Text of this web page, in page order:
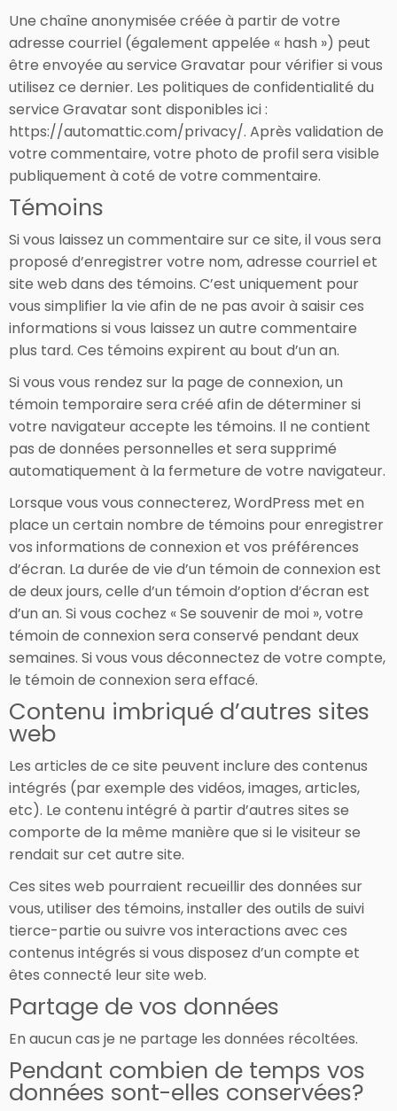
Une chaîne anonymisée créée à partir de votre
adresse courriel (également appelée « hash ») peut
être envoyée au service Gravatar pour vérifier si vous
utilisez ce dernier. Les politiques de confidentialité du
service Gravatar sont disponibles ici :
https://automattic.com/privacy/. Après validation de
votre commentaire, votre photo de profil sera visible
publiquement à coté de votre commentaire.
Témoins
Si vous laissez un commentaire sur ce site, il vous sera
proposé d’enregistrer votre nom, adresse courriel et
site web dans des témoins. C’est uniquement pour
vous simplifier la vie afin de ne pas avoir à saisir ces
informations si vous laissez un autre commentaire
plus tard. Ces témoins expirent au bout d’un an.
Si vous vous rendez sur la page de connexion, un
témoin temporaire sera créé afin de déterminer si
votre navigateur accepte les témoins. Il ne contient
pas de données personnelles et sera supprimé
automatiquement à la fermeture de votre navigateur.
Lorsque vous vous connecterez, WordPress met en
place un certain nombre de témoins pour enregistrer
vos informations de connexion et vos préférences
d’écran. La durée de vie d’un témoin de connexion est
de deux jours, celle d’un témoin d’option d’écran est
d’un an. Si vous cochez « Se souvenir de moi », votre
témoin de connexion sera conservé pendant deux
semaines. Si vous vous déconnectez de votre compte,
le témoin de connexion sera effacé.
Contenu imbriqué d’autres sites
web
Les articles de ce site peuvent inclure des contenus
intégrés (par exemple des vidéos, images, articles,
etc). Le contenu intégré à partir d’autres sites se
comporte de la même manière que si le visiteur se
rendait sur cet autre site.
Ces sites web pourraient recueillir des données sur
vous, utiliser des témoins, installer des outils de suivi
tierce-partie ou suivre vos interactions avec ces
contenus intégrés si vous disposez d’un compte et
êtes connecté leur site web.
Partage de vos données
En aucun cas je ne partage les données récoltées.
Pendant combien de temps vos
données sont-elles conservées?